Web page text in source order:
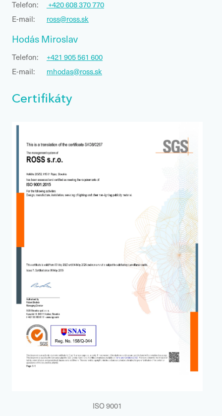
Telefon:
+420 608 370 770
E-mail:
ross@ross.sk
Hodás Miroslav
Telefon:
+421 905 561 600
E-mail:
mhodas@ross.sk
Certifikáty
ISO 9001